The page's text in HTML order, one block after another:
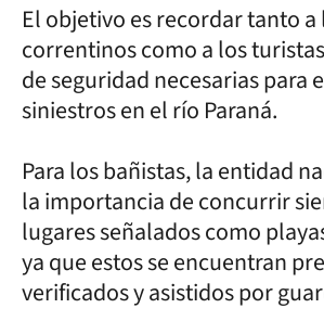
El objetivo es recordar tanto a
correntinos como a los
de seguridad necesarias para
siniestros en el río Paraná.
Para los bañistas, la entidad
la importancia de concurrir
lugares señalados como
ya que estos se encuentran
verificados y asistidos por